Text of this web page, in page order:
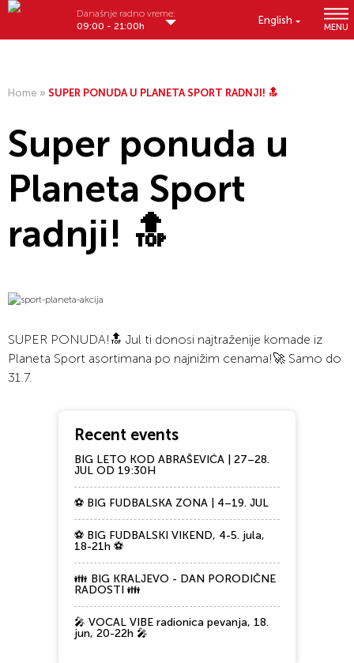
English
MENU
Današnje radno vreme:
09:00 - 21:00h
Home » SUPER PONUDA U PLANETA SPORT RADNJI! 🔝⁠
Super ponuda u
Planeta Sport
radnji! 🔝⁠
SUPER PONUDA!🔝⁠ Jul ti donosi najtraženije komade iz
Planeta Sport asortimana po najnižim cenama!🚀 Samo do
31.7.
Recent events
BIG LETO KOD ABRAŠEVIĆA | 27–28.
JUL OD 19:30H
⚽ BIG FUDBALSKA ZONA | 4–19. JUL
⚽ BIG FUDBALSKI VIKEND, 4-5. jula,
18-21h ⚽
👪 BIG KRALJEVO - DAN PORODIČNE
RADOSTI 👪
🎤 VOCAL VIBE radionica pevanja, 18.
jun, 20-22h 🎤